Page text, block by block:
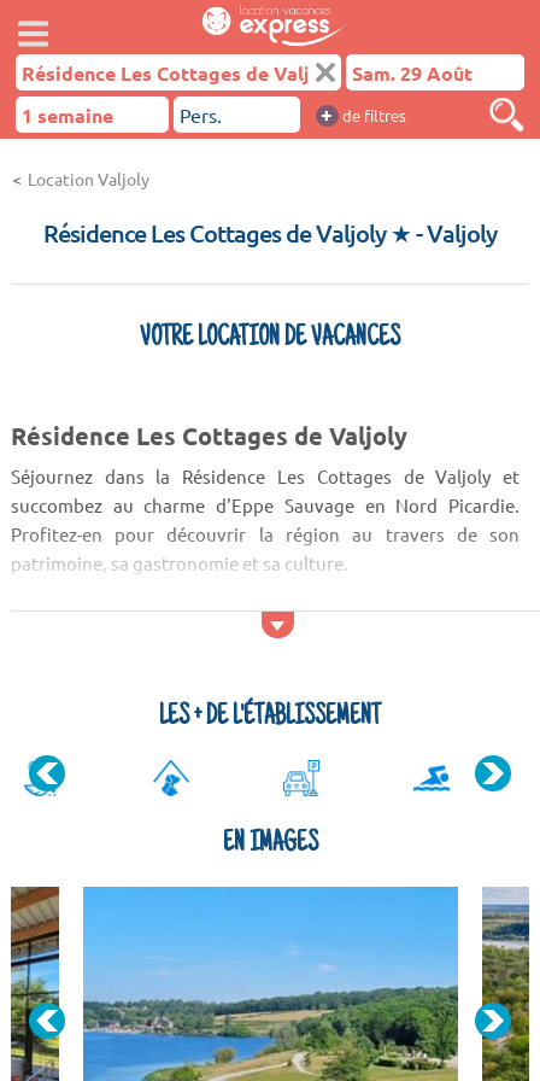
+ de filtres
Location Valjoly
Résidence Les Cottages de Valjoly ★- Valjoly
VOTRE LOCATION DE VACANCES
Résidence Les Cottages de Valjoly
Séjournez dans la Résidence Les Cottages de Valjoly et
succombez au charme d'Eppe Sauvage en Nord Picardie.
Profitez-en pour découvrir la région au travers de son
patrimoine, sa gastronomie et sa culture.
LES + DE L'ÉTABLISSEMENT
EN IMAGES